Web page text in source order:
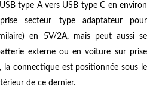
type A vers USB type C en environ
secteur type adaptateur pour
en 5V/2A, mais peut aussi se
externe ou en voiture sur prise
la connectique est positionnée sous le
de ce dernier.